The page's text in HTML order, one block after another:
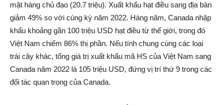
mặt hàng chủ đạo (20.7 triệu). Xuất khẩu hạt điều sang địa bàn
giảm 49% so với cùng kỳ năm 2022. Hàng năm, Canada nhập
khẩu khoảng gần 100 triệu USD hạt điều từ thế giới, trong đó
Việt Nam chiếm 86% thị phần. Nếu tính chung cùng các loại
trái cây khác, tổng giá trị xuất khẩu mã HS của Việt Nam sang
Canada năm 2022 là 105 triệu USD, đứng vị trí thứ 9 trong các
đối tác quan trọng của Canada.